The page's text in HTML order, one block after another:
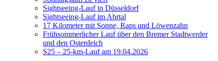
Sightseeing-Lauf in Düsseldorf
Sightseeing-Lauf im Ahrtal
17 Kilometer mit Sonne, Raps und Löwenzahn
Frühsommerlicher Lauf über den Bremer Stadtwerder
und den Osterdeich
S25 – 25-km-Lauf am 19.04.2026